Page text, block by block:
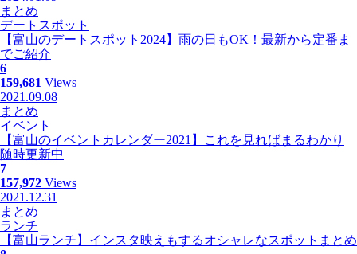
まとめ
デートスポット
【富山のデートスポット2024】雨の日もOK！最新から定番ま
でご紹介
6
159,681 Views
2021.09.08
まとめ
イベント
【富山のイベントカレンダー2021】これを見ればまるわかり
随時更新中
7
157,972 Views
2021.12.31
まとめ
ランチ
【富山ランチ】インスタ映えもするオシャレなスポットまとめ